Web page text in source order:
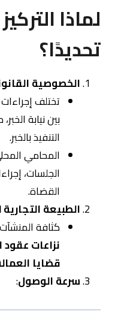
لماذا
تحديدًا؟
الخصوصية
تختلف إجراءات
بين نيابة
التنفيذ بالخبر.
المحامي
الجلسات،
القضاة.
الطبيعة التجارية
كثافة
نزاعات عقود
قضايا
سرعة الوصول: